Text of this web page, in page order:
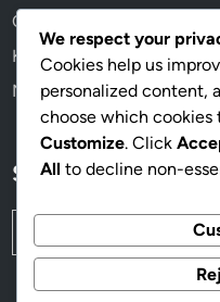
Cookie-Einstellungen
Kontakt aufnehmen
Nutzungsbedingungen
Suche
Search
for:
We respect your
Cookies help us
personalized content,
choose which
Customize. Click
All to decline non-